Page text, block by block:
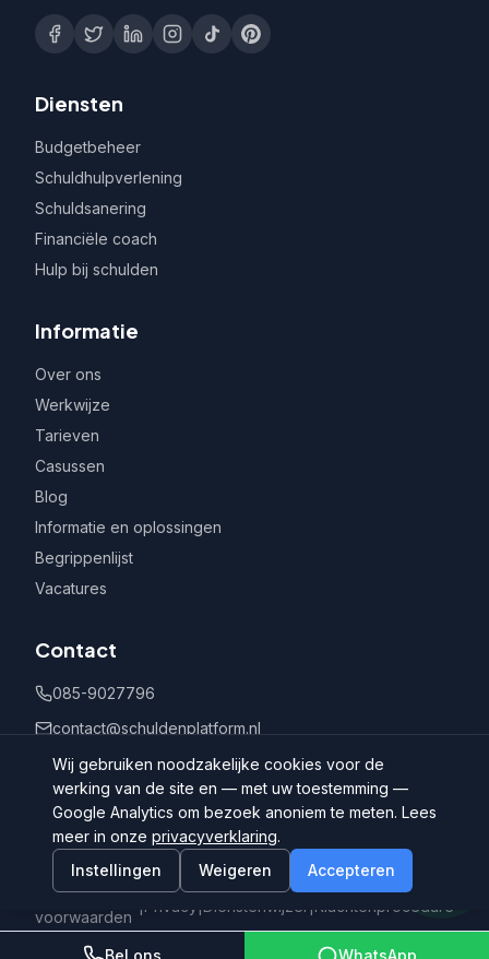
Diensten
Budgetbeheer
Schuldhulpverlening
Schuldsanering
Financiële coach
Hulp bij schulden
Informatie
Over ons
Werkwijze
Tarieven
Casussen
Blog
Informatie en oplossingen
Begrippenlijst
Vacatures
Contact
085-9027796
contact@schuldenplatform.nl
Postbus 802, 7400 AV Deventer
©
Schuldenplatform.nl
Algemene
voorwaarden
|Privacy |Dienstenwijzer |Klachtenprocedure
Bel ons WhatsApp
Wij gebruiken noodzakelijke cookies voor de
werking van de site en — met uw toestemming —
Google Analytics om bezoek anoniem te meten. Lees
meer in onze privacyverklaring.
Instellingen
Weigeren Accepteren